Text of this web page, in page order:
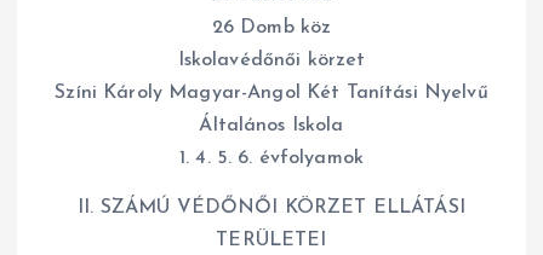
26 Domb köz
Iskolavédőnői körzet
Színi Károly Magyar-Angol Két Tanítási Nyelvű
Általános Iskola
1. 4. 5. 6. évfolyamok
II. SZÁMÚ VÉDŐNŐI KÖRZET ELLÁTÁSI
TERÜLETEI